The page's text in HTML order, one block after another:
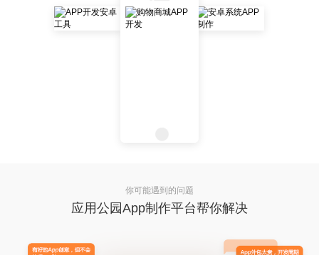
你可能遇到的问题
应用公园App制作平台帮你解决